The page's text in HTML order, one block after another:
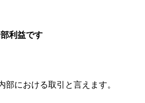
利益です
における取引と言えます。